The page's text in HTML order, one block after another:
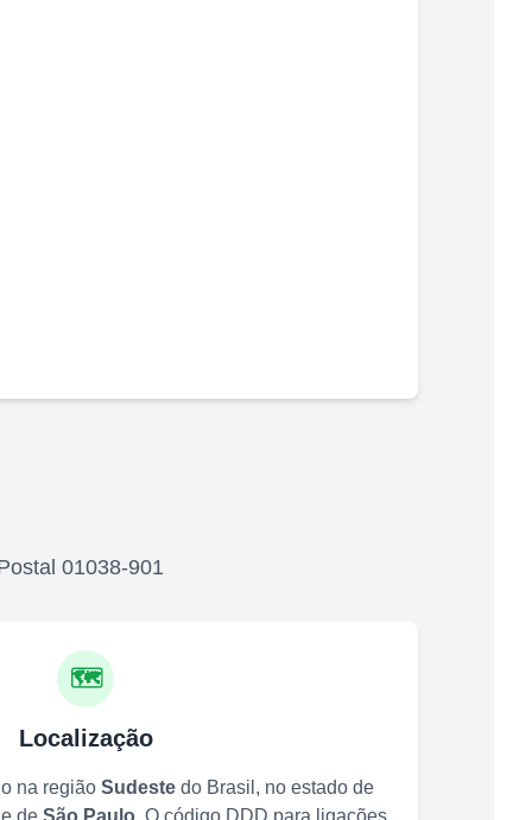
01038-901
🗺️
Localização
na região Sudeste do Brasil, no estado de
de São Paulo. O código DDD para ligações